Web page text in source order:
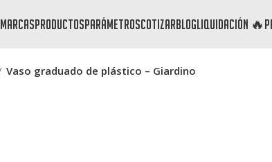
marcasproductosparámetroscotizarblogliquidación 🔥
Vaso graduado de plástico – Giardino